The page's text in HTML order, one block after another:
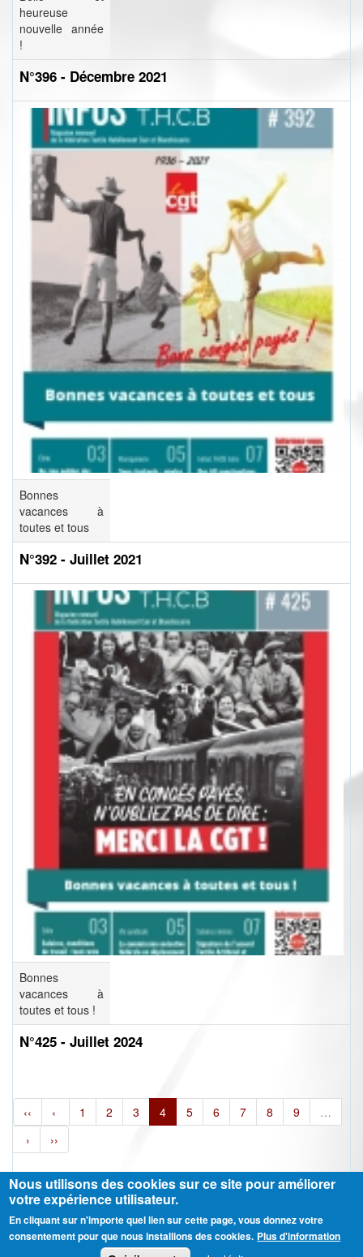
heureuse
nouvelle année
!
N°396 - Décembre 2021
Bonnes
vacances à
toutes et tous
N°392 - Juillet 2021
Bonnes
vacances à
toutes et tous !
N°425 - Juillet 2024
‹‹ ‹ 1 2 3 4 5 6 7 8 9
…
›
››
Ⓒ CGT Fédération THCB - Tous les droits réservés - Mentions légales
Nous utilisons des cookies sur ce site pour améliorer
votre expérience utilisateur.
En cliquant sur n'importe quel lien sur cette page, vous donnez votre
consentement pour que nous installions des cookies. Plus d'information